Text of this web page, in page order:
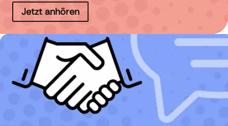
Jetzt anhören